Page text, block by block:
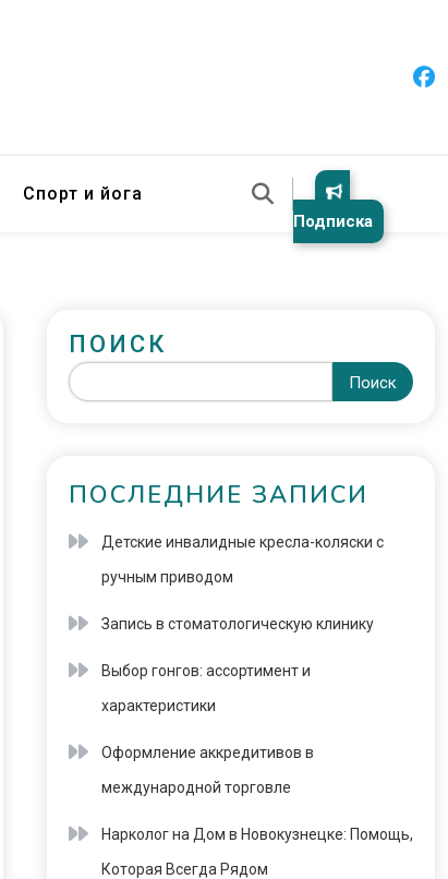
Спорт и йога
Подписка
ПОИСК
Поиск
ПОСЛЕДНИЕ ЗАПИСИ
Детские инвалидные кресла-коляски с
ручным приводом
Запись в стоматологическую клинику
Выбор гонгов: ассортимент и
характеристики
Оформление аккредитивов в
международной торговле
Нарколог на Дом в Новокузнецке: Помощь,
Которая Всегда Рядом